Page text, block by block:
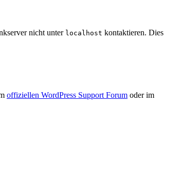
nicht unter localhost kontaktieren. Dies
offiziellen WordPress Support Forum oder im